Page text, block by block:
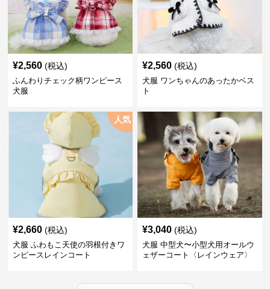
¥2,560 (税込)
ふんわりチェック柄ワンピース
犬服
¥2,560 (税込)
犬服 ワンちゃんのあったかベス
ト
人気
¥2,660 (税込)
犬服 ふわもこ天使の羽根付きワ
ンピースレインコート
¥3,040 (税込)
犬服 中型犬〜小型犬用オールウ
ェザーコート〈レインウェア〉